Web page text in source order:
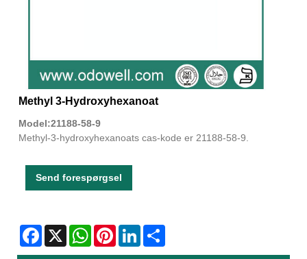
Methyl 3-Hydroxyhexanoat
Model:21188-58-9
Methyl-3-hydroxyhexanoats cas-kode er 21188-58-9.
Send forespørgsel
Facebook
X WhatsAppPinterestLinkedIn